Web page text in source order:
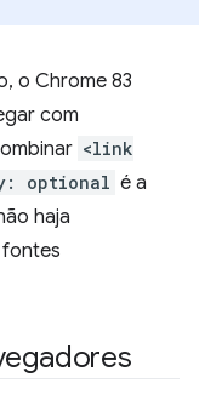
o Chrome 83
com
<link
optional é a
haja